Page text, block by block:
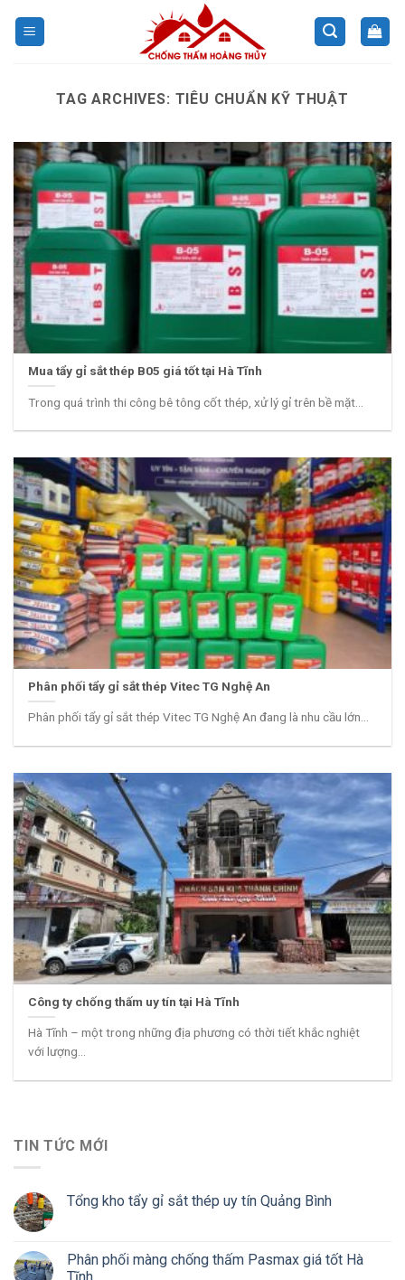
TAG ARCHIVES: TIÊU CHUẨN KỸ THUẬT
Mua tẩy gỉ sắt thép B05 giá tốt tại Hà Tĩnh
Trong quá trình thi công bê tông cốt thép, xử lý gỉ trên bề mặt...
Phân phối tẩy gỉ sắt thép Vitec TG Nghệ An
Phân phối tẩy gỉ sắt thép Vitec TG Nghệ An đang là nhu cầu lớn...
Công ty chống thấm uy tín tại Hà Tĩnh
Hà Tĩnh – một trong những địa phương có thời tiết khắc nghiệt
với lượng...
TIN TỨC MỚI
Tổng kho tẩy gỉ sắt thép uy tín Quảng Bình
Phân phối màng chống thấm Pasmax giá tốt Hà